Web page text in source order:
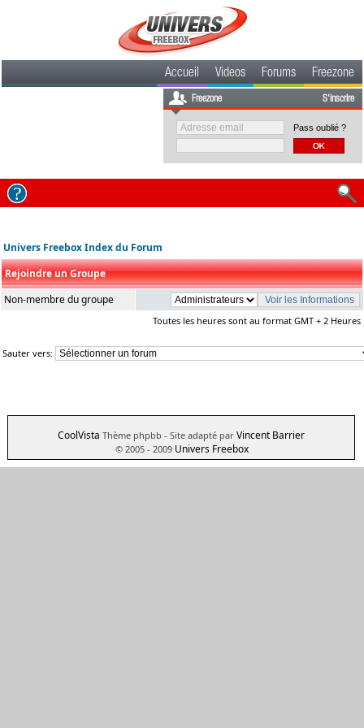
Accueil Videos Forums Freezone
Freezone S'inscrire
Pass oublié ?
Univers Freebox Index du Forum
Rejoindre un Groupe
Non-membre du groupe
Toutes les heures sont au format GMT + 2 Heures
Sauter vers:
CoolVista Thème phpbb - Site adapté par Vincent Barrier
© 2005 - 2009 Univers Freebox